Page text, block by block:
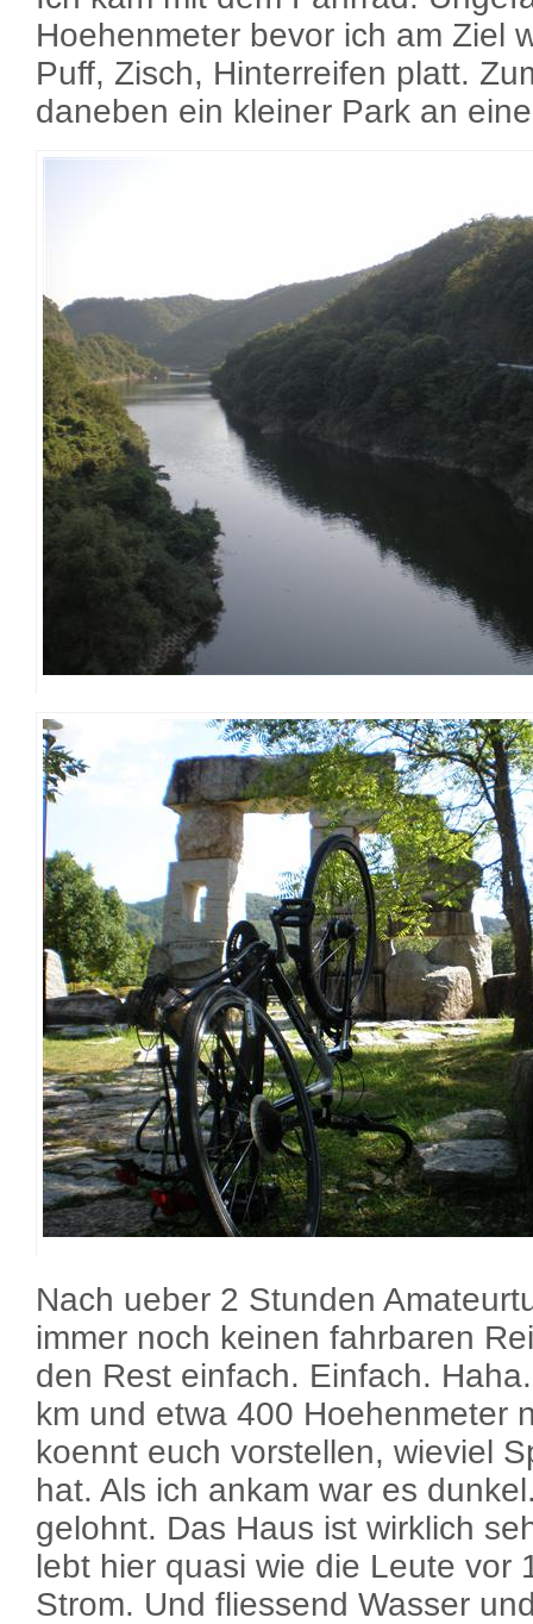
Hoehenmeter bevor ich am Ziel
Puff, Zisch, Hinterreifen platt.
daneben ein kleiner Park an
Nach ueber 2 Stunden
immer noch keinen fahrbaren
den Rest einfach. Einfach.
km und etwa 400 Hoehenmeter
koennt euch vorstellen, wieviel
hat. Als ich ankam war es
gelohnt. Das Haus ist wirklich
lebt hier quasi wie die Leute vor
Strom. Und fliessend Wasser